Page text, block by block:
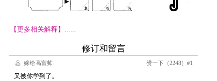
【更多相关解释】......